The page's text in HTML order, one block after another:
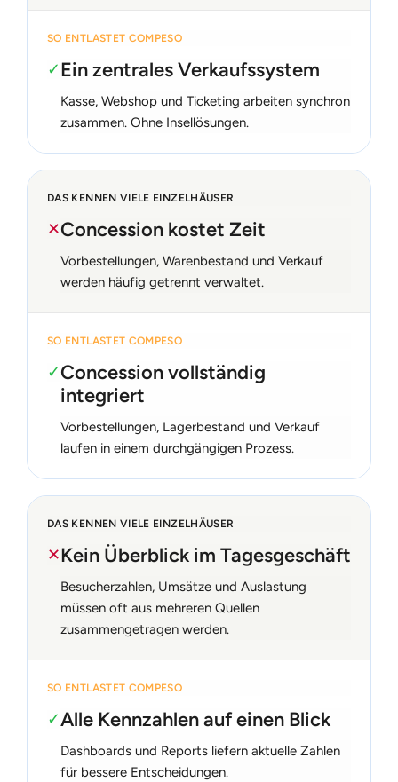
SO ENTLASTET COMPESO
✓Ein zentrales Verkaufssystem
Kasse, Webshop und Ticketing arbeiten synchron
zusammen. Ohne Insellösungen.
DAS KENNEN VIELE EINZELHÄUSER
✕Concession kostet Zeit
Vorbestellungen, Warenbestand und Verkauf
werden häufig getrennt verwaltet.
SO ENTLASTET COMPESO
✓Concession vollständig
integriert
Vorbestellungen, Lagerbestand und Verkauf
laufen in einem durchgängigen Prozess.
DAS KENNEN VIELE EINZELHÄUSER
✕Kein Überblick im Tagesgeschäft
Besucherzahlen, Umsätze und Auslastung
müssen oft aus mehreren Quellen
zusammengetragen werden.
SO ENTLASTET COMPESO
✓Alle Kennzahlen auf einen Blick
Dashboards und Reports liefern aktuelle Zahlen
für bessere Entscheidungen.